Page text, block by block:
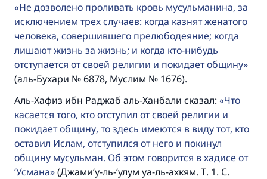
Не дозволено проливать кровь мусульманина, за
исключением трех случаев: когда казнят женатого
человека, совершившего прелюбодеяние; когда
лишают жизнь за жизнь; и когда кто-нибудь
отступается от своей религии и покидает общину
(аль-Бухари № 6878, Муслим № 1676).
Аль-Хафиз ибн Раджаб аль-Ханбали сказал:
Что
касается того, кто отступил от своей религии и
покидает общину, то здесь имеются в виду тот, кто
оставил Ислам, отступился от него и покинул
общину мусульман. Об этом говорится в хадисе от
‘Усмана (Джами‘у-ль-‘улум уа-ль-ахкям. Т. 1. С.